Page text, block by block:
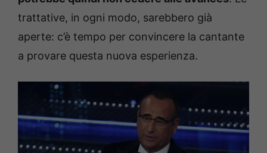
trattative, in ogni modo, sarebbero già
aperte: c’è tempo per convincere la cantante
a provare questa nuova esperienza.